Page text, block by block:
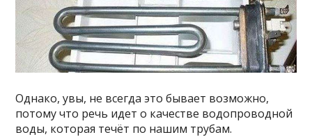
Однако, увы, не всегда это бывает возможно,
потому что речь идет о качестве водопроводной
воды, которая течёт по нашим трубам.